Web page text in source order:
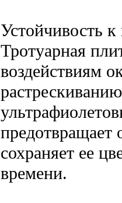
Устойчивость
Тротуарная
воздействиям
предотвращает
сохраняет ее
времени.